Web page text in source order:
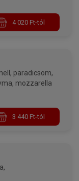
4 020 Ft-tól
3 440 Ft-tól